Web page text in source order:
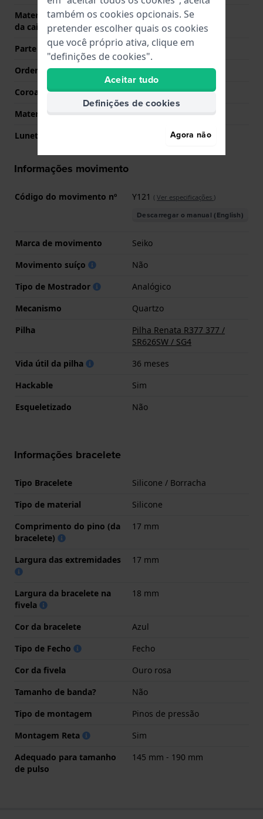
Material da parte de trás
da caixa
Aço inoxidável
Parte de trás da caixa
Tampa de pressão
Ordenar vidro
Mineral
Coroa
Coroa de puxar
Material da luneta
Silicone
Luneta rotativa
Nenhuma - Fixa
Informações movimento
Código do movimento nº Y121 ( Ver especificações )
Descarregar o manual (English)
Marca de movimento
Seiko
Movimento suíço
Não
Tipo de Mostrador
Analógico
Mecanismo
Quartzo
Pilha
Pilha Renata R377 377 /
SR626SW / SG4
Vida útil da pilha
36 meses
Hackable
Sim
Esqueletizado
Não
Informações bracelete
Tipo Bracelete
Silicone / Borracha
Tipo de material
Silicone
Comprimento do pino (da
bracelete)
17 mm
Largura das extremidades 17 mm
Largura da bracelete na
fivela
18 mm
Cor da bracelete
Azul
Tipo de Fecho
Fecho
Cor da fivela
Ouro rosa
Tamanho de banda?
Não
Tipo de montagem
Pinos de pressão
Montagem Reta
Sim
Adequado para tamanho
de pulso
145 mm - 190 mm
também os cookies opcionais. Se
pretender escolher quais os cookies
que você próprio ativa, clique em
"definições de cookies".
Aceitar tudo
Definições de cookies
Agora não